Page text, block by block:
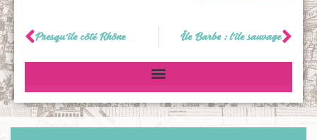
Presqu’île côté Rhône Île Barbe : l’île sauvage